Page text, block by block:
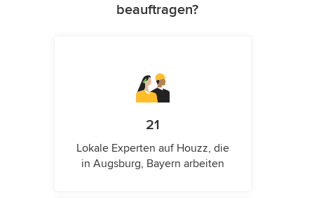
beauftragen?
21
Lokale Experten auf Houzz, die
in Augsburg, Bayern arbeiten